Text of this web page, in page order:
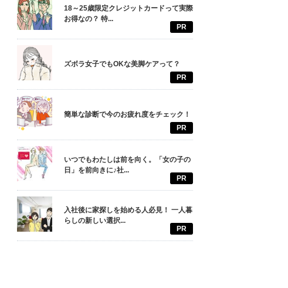
18～25歳限定クレジットカードって実際
お得なの？ 特...
PR
ズボラ女子でもOKな美脚ケアって？
PR
簡単な診断で今のお疲れ度をチェック！
PR
いつでもわたしは前を向く。「女の子の
日」を前向きに♪社...
PR
入社後に家探しを始める人必見！ 一人暮
らしの新しい選択...
PR